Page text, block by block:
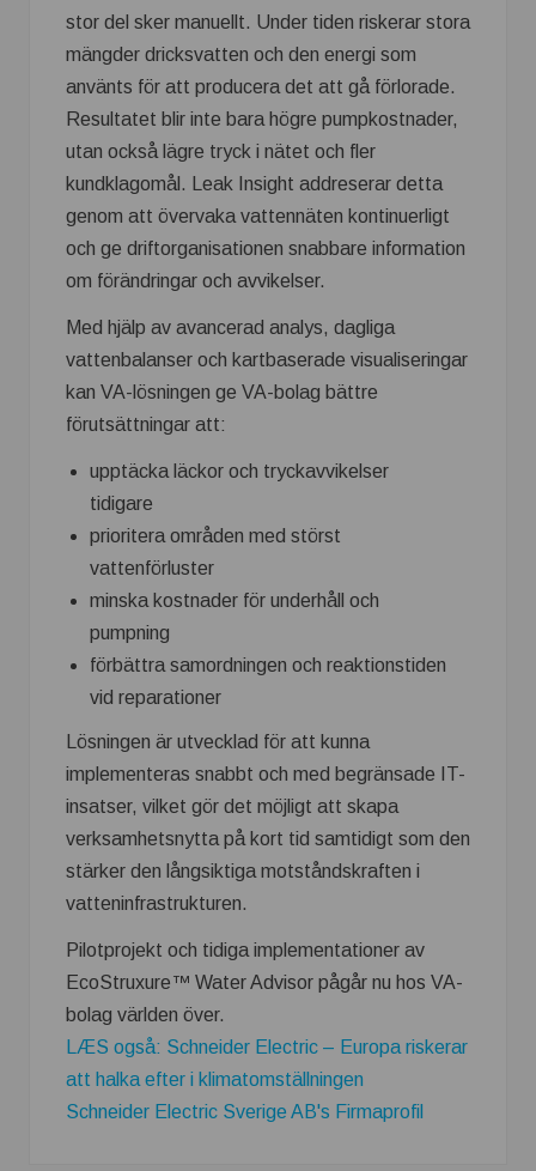
stor del sker manuellt. Under tiden riskerar stora
mängder dricksvatten och den energi som
använts för att producera det att gå förlorade.
Resultatet blir inte bara högre pumpkostnader,
utan också lägre tryck i nätet och fler
kundklagomål. Leak Insight addreserar detta
genom att övervaka vattennäten kontinuerligt
och ge driftorganisationen snabbare information
om förändringar och avvikelser.
Med hjälp av avancerad analys, dagliga
vattenbalanser och kartbaserade visualiseringar
kan VA-lösningen ge VA-bolag bättre
förutsättningar att:
upptäcka läckor och tryckavvikelser
tidigare
prioritera områden med störst
vattenförluster
minska kostnader för underhåll och
pumpning
förbättra samordningen och reaktionstiden
vid reparationer
Lösningen är utvecklad för att kunna
implementeras snabbt och med begränsade IT-
insatser, vilket gör det möjligt att skapa
verksamhetsnytta på kort tid samtidigt som den
stärker den långsiktiga motståndskraften i
vatteninfrastrukturen.
Pilotprojekt och tidiga implementationer av
EcoStruxure™ Water Advisor pågår nu hos VA-
bolag världen över.
LÆS også: Schneider Electric – Europa riskerar
att halka efter i klimatomställningen
Schneider Electric Sverige AB's Firmaprofil